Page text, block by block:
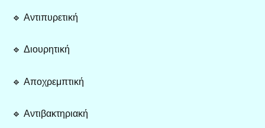
🔹 Αντιπυρετική
🔹 Διουρητική
🔹 Αποχρεμπτική
🔹 Αντιβακτηριακή